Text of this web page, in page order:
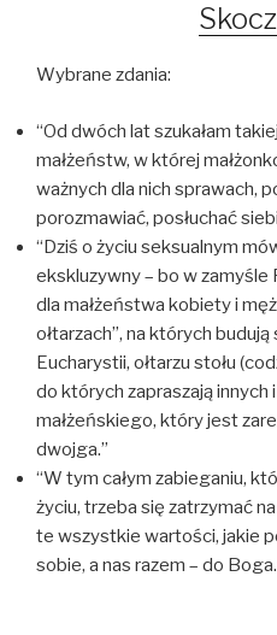
Wybrane zdania:
“Od dwóch lat szukałam
małżeństw, w której
ważnych dla nich sprawach,
porozmawiać, posłuchać
“Dziś o życiu seksualnym
ekskluzywny – bo w
dla małżeństwa kobiety i
ołtarzach”, na których
Eucharystii, ołtarzu stołu
do których zapraszają innych
małżeńskiego, który jest
dwojga.”
“W tym całym zabieganiu,
życiu, trzeba się zatrzymać
te wszystkie wartości, jakie
sobie, a nas razem – do